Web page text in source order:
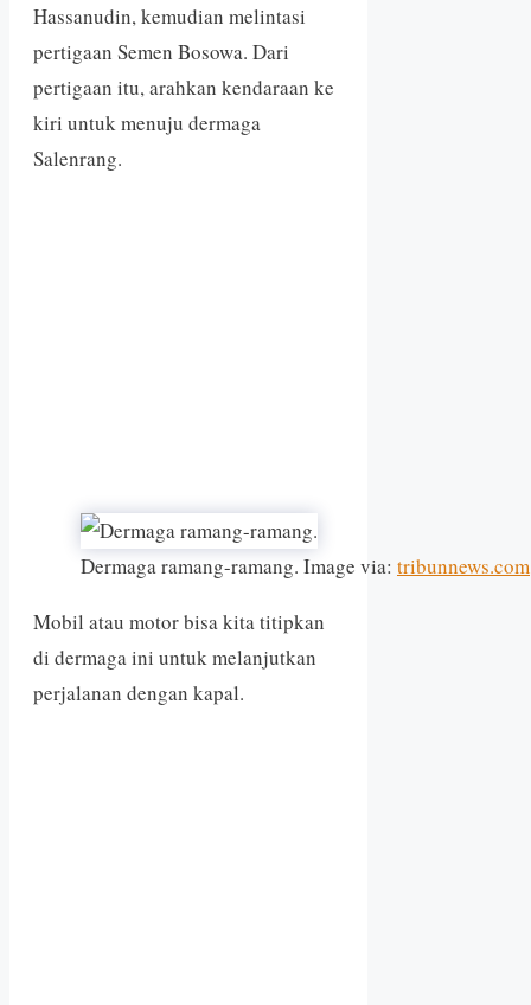
Hassanudin, kemudian melintasi
pertigaan Semen Bosowa. Dari
pertigaan itu, arahkan kendaraan ke
kiri untuk menuju dermaga
Salenrang.
Dermaga ramang-ramang. Image via: tribunnews.com
Mobil atau motor bisa kita titipkan
di dermaga ini untuk melanjutkan
perjalanan dengan kapal.